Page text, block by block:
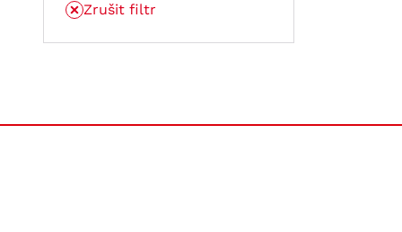
Zrušit filtr